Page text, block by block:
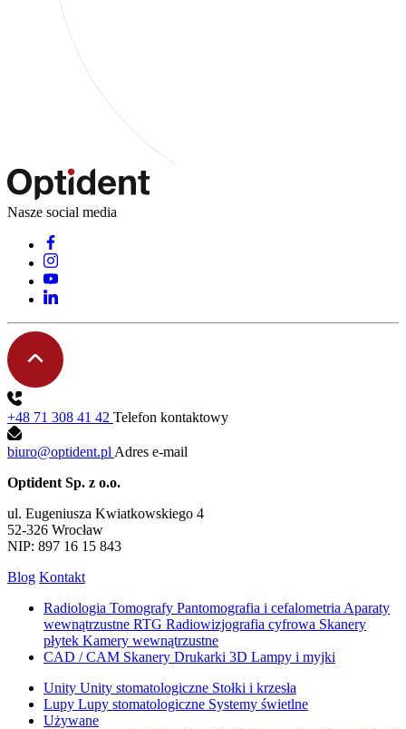
Nasze social media
+48 71 308 41 42 Telefon kontaktowy
biuro@optident.pl Adres e-mail
Optident Sp. z o.o.
ul. Eugeniusza Kwiatkowskiego 4
52-326 Wrocław
NIP: 897 16 15 843
Blog Kontakt
Radiologia Tomografy Pantomografia i cefalometria Aparaty
wewnątrzustne RTG Radiowizjografia cyfrowa Skanery
płytek Kamery wewnątrzustne
CAD / CAM Skanery Drukarki 3D Lampy i myjki
Unity Unity stomatologiczne Stołki i krzesła
Lupy Lupy stomatologiczne Systemy świetlne
Używane